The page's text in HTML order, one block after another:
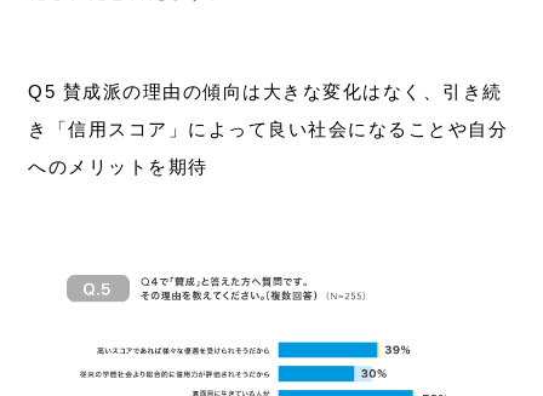
Q5 賛成派の理由の傾向は大きな変化はなく、引き続
き「信用スコア」によって良い社会になることや自分
へのメリットを期待